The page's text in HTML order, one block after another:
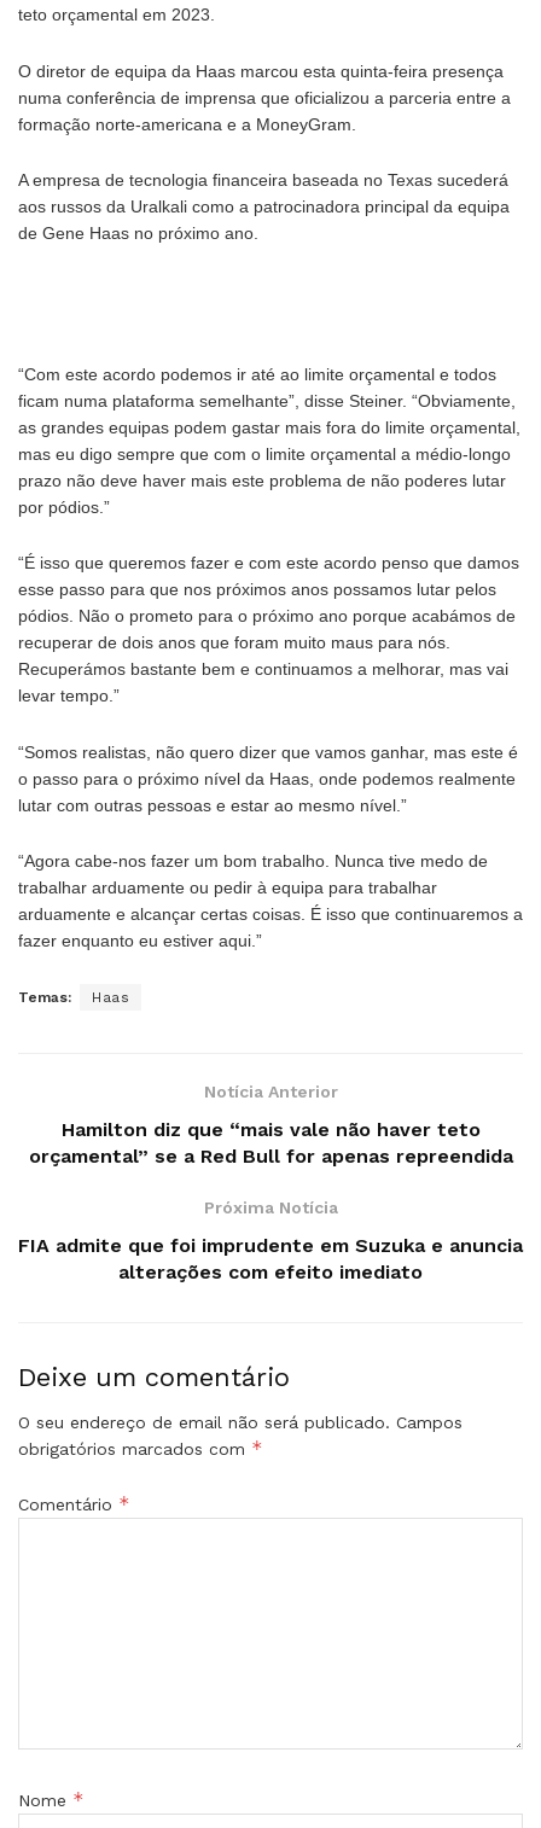
teto orçamental em 2023.
O diretor de equipa da Haas marcou esta quinta-feira presença
numa conferência de imprensa que oficializou a parceria entre a
formação norte-americana e a MoneyGram.
A empresa de tecnologia financeira baseada no Texas sucederá
aos russos da Uralkali como a patrocinadora principal da equipa
de Gene Haas no próximo ano.
“Com este acordo podemos ir até ao limite orçamental e todos
ficam numa plataforma semelhante”, disse Steiner. “Obviamente,
as grandes equipas podem gastar mais fora do limite orçamental,
mas eu digo sempre que com o limite orçamental a médio-longo
prazo não deve haver mais este problema de não poderes lutar
por pódios.”
“É isso que queremos fazer e com este acordo penso que damos
esse passo para que nos próximos anos possamos lutar pelos
pódios. Não o prometo para o próximo ano porque acabámos de
recuperar de dois anos que foram muito maus para nós.
Recuperámos bastante bem e continuamos a melhorar, mas vai
levar tempo.”
“Somos realistas, não quero dizer que vamos ganhar, mas este é
o passo para o próximo nível da Haas, onde podemos realmente
lutar com outras pessoas e estar ao mesmo nível.”
“Agora cabe-nos fazer um bom trabalho. Nunca tive medo de
trabalhar arduamente ou pedir à equipa para trabalhar
arduamente e alcançar certas coisas. É isso que continuaremos a
fazer enquanto eu estiver aqui.”
Temas: Haas
Notícia Anterior
Hamilton diz que “mais vale não haver teto
orçamental” se a Red Bull for apenas repreendida
Próxima Notícia
FIA admite que foi imprudente em Suzuka e anuncia
alterações com efeito imediato
Deixe um comentário
O seu endereço de email não será publicado. Campos
obrigatórios marcados com *
Comentário *
Nome *